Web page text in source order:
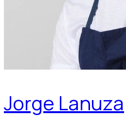
Jorge Lanuza